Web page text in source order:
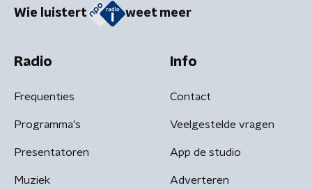
Wie luistert weet meer
Radio
Frequenties
Programma's
Presentatoren
Muziek
Info
Contact
Veelgestelde vragen
App de studio
Adverteren